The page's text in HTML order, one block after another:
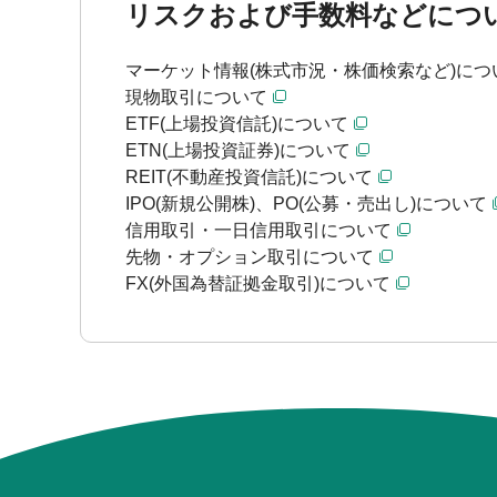
リスクおよび手数料などにつ
マーケット情報(株式市況・株価検索など)につ
現物取引について
ETF(上場投資信託)について
ETN(上場投資証券)について
REIT(不動産投資信託)について
IPO(新規公開株)、PO(公募・売出し)について
信用取引・一日信用取引について
先物・オプション取引について
FX(外国為替証拠金取引)について